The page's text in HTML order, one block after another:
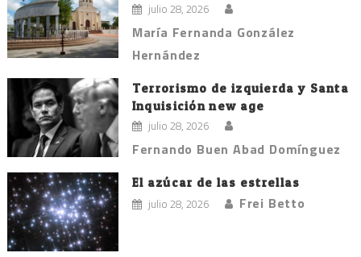
julio 28, 2026
María Fernanda González
Hernández
Terrorismo de izquierda y Santa
Inquisición new age
julio 28, 2026
Fernando Buen Abad Domínguez
El azúcar de las estrellas
julio 28, 2026 Frei Betto